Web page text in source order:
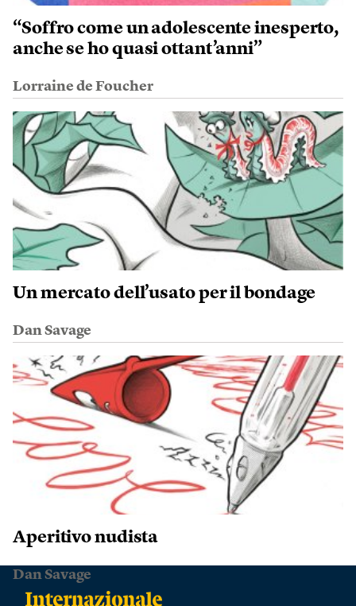
“Soffro come un adolescente inesperto,
anche se ho quasi ottant’anni”
Lorraine de Foucher
Un mercato dell’usato per il bondage
Dan Savage
Aperitivo nudista
Dan Savage